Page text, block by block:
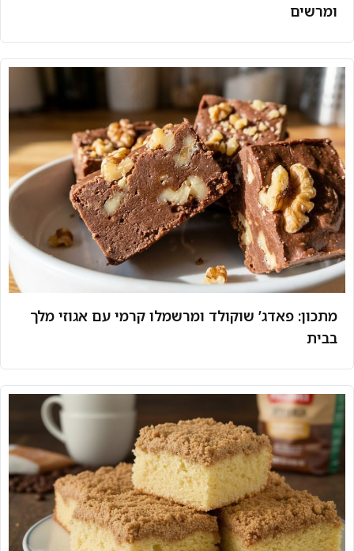
ומרשים
מתכון: פאדג’ שוקולד ומרשמלו קרמי עם אגוזי מלך
בבית